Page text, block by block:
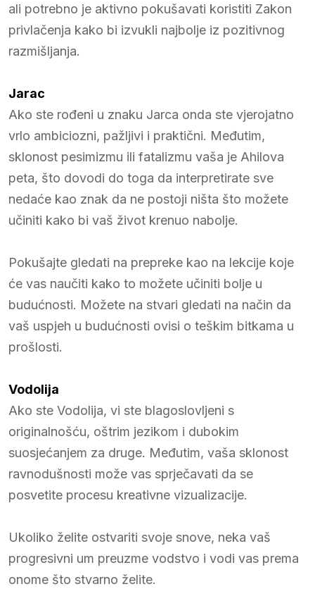
ali potrebno je aktivno pokušavati koristiti Zakon
privlačenja kako bi izvukli najbolje iz pozitivnog
razmišljanja.
Jarac
Ako ste rođeni u znaku Jarca onda ste vjerojatno
vrlo ambiciozni, pažljivi i praktični. Međutim,
sklonost pesimizmu ili fatalizmu vaša je Ahilova
peta, što dovodi do toga da interpretirate sve
nedaće kao znak da ne postoji ništa što možete
učiniti kako bi vaš život krenuo nabolje.
Pokušajte gledati na prepreke kao na lekcije koje
će vas naučiti kako to možete učiniti bolje u
budućnosti. Možete na stvari gledati na način da
vaš uspjeh u budućnosti ovisi o teškim bitkama u
prošlosti.
Vodolija
Ako ste Vodolija, vi ste blagoslovljeni s
originalnošću, oštrim jezikom i dubokim
suosjećanjem za druge. Međutim, vaša sklonost
ravnodušnosti može vas sprječavati da se
posvetite procesu kreativne vizualizacije.
Ukoliko želite ostvariti svoje snove, neka vaš
progresivni um preuzme vodstvo i vodi vas prema
onome što stvarno želite.